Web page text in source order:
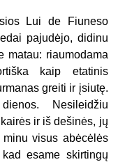
Lui de Fiuneso
pajudėjo, didinu
matau: riaumodama
kaip etatinis
greiti ir įsiutę.
Nesileidžiu
ir iš dešinės, jų
visus abėcėlės
esame skirtingų